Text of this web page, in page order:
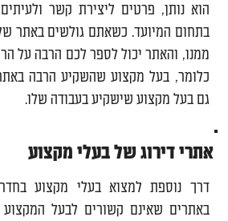
הוא נותן, פרטים ליצירת קשר
בתחום המיועד. כשאתם גולשים באתר
ממנו, והאתר יכול לספר לכם הרבה על
כלומר, בעל מקצוע שהשקיע הרבה
גם בעל מקצוע שישקיע בעבודה שלו.
אתרי דירוג של בעלי מקצוע
דרך נוספת למצוא בעלי מקצוע
באתרים שאינם קשורים לבעל המקצוע